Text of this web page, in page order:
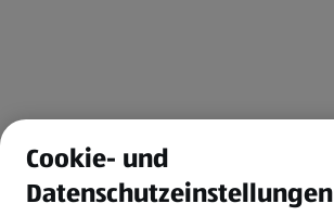
Cookie- und
Datenschutzeinstellungen